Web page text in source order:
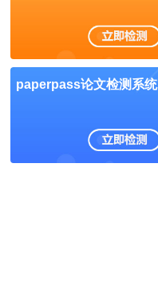
paperpass论文检测系统